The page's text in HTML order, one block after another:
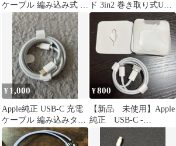
ケーブル 編み込み式 タ
イプC to C
ド 3in2 巻き取り式USB
充電ケーブル
¥ 1,000
Apple純正 USB-C 充電
ケーブル 編み込みタイ
プ
¥800
【新品 未使用】Apple
純正 USB-C -
Lightning ケーブル